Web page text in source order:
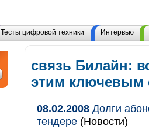
Тесты цифровой техники Интервью
связь Билайн:
этим ключевым
08.02.2008 Долги
тендере (Новости)